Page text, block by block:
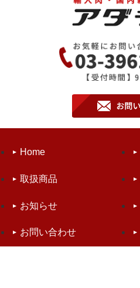
Home
取扱商品
お知らせ
お問い合わせ